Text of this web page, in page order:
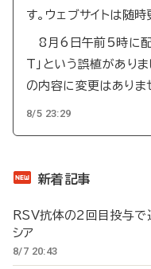
す。ウェブサイトは随時
8月6日午前5時に配
T」という誤植があり
の内容に変更はありま
8/5 23:29
新着記事
RSV抗体の2回目投与
シア
8/7 20:43